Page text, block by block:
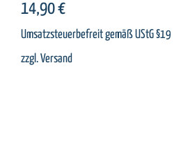
14,90€
Umsatzsteuerbefreit gemäß UStG §19
zzgl.Versand